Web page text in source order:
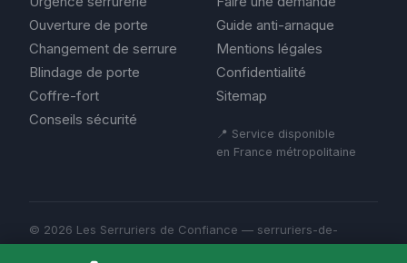
Ouverture de porte
Changement de serrure
Blindage de porte
Coffre-fort
Conseils sécurité
Guide anti-arnaque
Mentions légales
Confidentialité
Sitemap
📍 Service disponible
en France métropolitaine
© 2026 Les Serruriers de Confiance — serruriers-de-
confiance.fr